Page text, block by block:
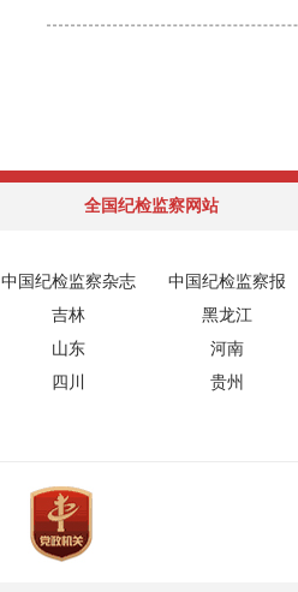
全国纪检监察网站
中国纪检监察杂志
中国纪检监察报
吉林
黑龙江
山东
河南
四川
贵州